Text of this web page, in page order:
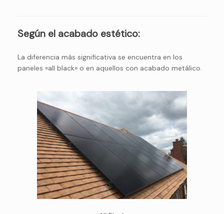
Según el acabado estético:
La diferencia más significativa se encuentra en los
paneles «all black» o en aquellos con acabado metálico.